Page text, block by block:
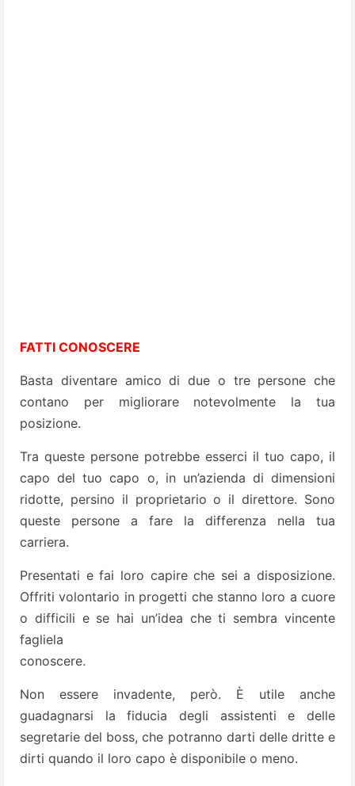
FATTI CONOSCERE
Basta diventare amico di due o tre persone che
contano per migliorare notevolmente la tua
posizione.
Tra queste persone potrebbe esserci il tuo capo, il
capo del tuo capo o, in un’azienda di dimensioni
ridotte, persino il proprietario o il direttore. Sono
queste persone a fare la differenza nella tua
carriera.
Presentati e fai loro capire che sei a disposizione.
Offriti volontario in progetti che stanno loro a cuore
o difficili e se hai un’idea che ti sembra vincente
fagliela
conoscere.
Non essere invadente, però. È utile anche
guadagnarsi la fiducia degli assistenti e delle
segretarie del boss, che potranno darti delle dritte e
dirti quando il loro capo è disponibile o meno.